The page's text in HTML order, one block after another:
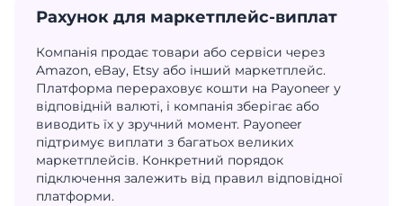
Рахунок для маркетплейс-виплат
Компанія продає товари або сервіси через
Amazon, eBay, Etsy або інший маркетплейс.
Платформа перераховує кошти на Payoneer у
відповідній валюті, і компанія зберігає або
виводить їх у зручний момент. Payoneer
підтримує виплати з багатьох великих
маркетплейсів. Конкретний порядок
підключення залежить від правил відповідної
платформи.